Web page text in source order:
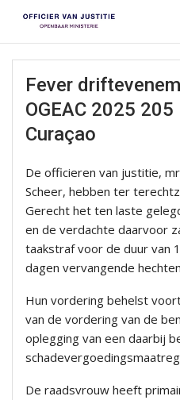
Fever
OGEAC 2025
Curaçao
De officieren van justitie,
Scheer, hebben ter
Gerecht het ten laste
en de verdachte daarvoor
taakstraf voor de duur van
dagen vervangende
Hun vordering behelst
van de vordering van de
oplegging van een daarbij
De raadsvrouw heeft